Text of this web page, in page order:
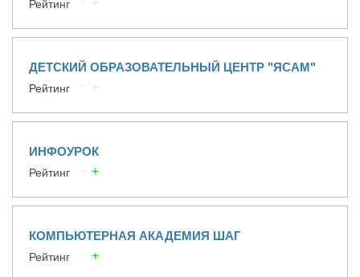
Рейтинг
ДЕТСКИЙ ОБРАЗОВАТЕЛЬНЫЙ ЦЕНТР "ЯСАМ"
Рейтинг
ИНФОУРОК
Рейтинг
КОМПЬЮТЕРНАЯ АКАДЕМИЯ ШАГ
Рейтинг